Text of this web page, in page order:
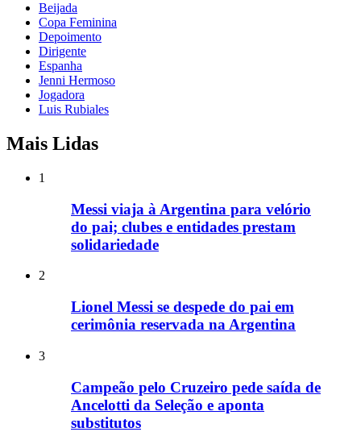
Beijada
Copa Feminina
Depoimento
Dirigente
Espanha
Jenni Hermoso
Jogadora
Luis Rubiales
Mais Lidas
1
Messi viaja à Argentina para velório
do pai; clubes e entidades prestam
solidariedade
2
Lionel Messi se despede do pai em
cerimônia reservada na Argentina
3
Campeão pelo Cruzeiro pede saída de
Ancelotti da Seleção e aponta
substitutos